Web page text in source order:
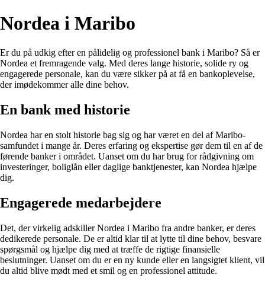
Nordea i Maribo
Er du på udkig efter en pålidelig og professionel bank i Maribo? Så er
Nordea et fremragende valg. Med deres lange historie, solide ry og
engagerede personale, kan du være sikker på at få en bankoplevelse,
der imødekommer alle dine behov.
En bank med historie
Nordea har en stolt historie bag sig og har været en del af Maribo-
samfundet i mange år. Deres erfaring og ekspertise gør dem til en af de
førende banker i området. Uanset om du har brug for rådgivning om
investeringer, boliglån eller daglige banktjenester, kan Nordea hjælpe
dig.
Engagerede medarbejdere
Det, der virkelig adskiller Nordea i Maribo fra andre banker, er deres
dedikerede personale. De er altid klar til at lytte til dine behov, besvare
spørgsmål og hjælpe dig med at træffe de rigtige finansielle
beslutninger. Uanset om du er en ny kunde eller en langsigtet klient, vil
du altid blive mødt med et smil og en professionel attitude.